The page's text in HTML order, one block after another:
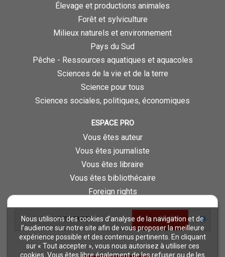
Nous utilisons des cookies d’analyse de la navigation et de
l’audience sur notre site afin de vous proposer la meilleure
expérience possible et des contenus pertinents. En cliquant
sur « Tout accepter », vous nous autorisez à utiliser ces
cookies. Vous êtes libre également de les refuser ou de les
LIVRE PAPIER 28,40 €
Élevage et productions animales
Forêt et sylviculture
Milieux naturels et environnement
Pays du Sud
Pêche - Ressources aquatiques et aquacoles
Sciences de la vie et de la terre
Science pour tous
Sciences sociales, politiques, économiques
ESPACE PRO
Vous êtes auteur
Vous êtes journaliste
Vous êtes libraire
Vous êtes bibliothécaire
Foreign rights
Procédure d'évaluation
NOTRE SITE
Quae © 2018